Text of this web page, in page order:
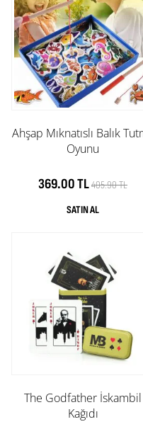
Ahşap Mıknatıslı Balık
Oyunu
369.00 TL405.90 TL
The Godfather İskambil
Kağıdı